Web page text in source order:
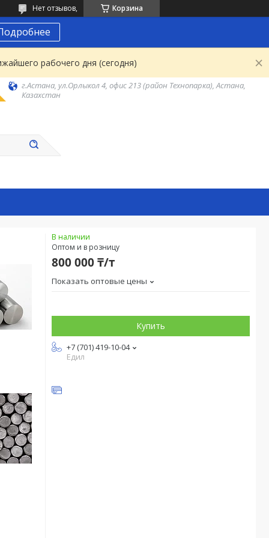
Корзина
Нет отзывов,
рабочего дня (сегодня)
г.Астана, ул.Орлыкол 4, офис 213 (район Технопарка), Астана,
Казахстан
В наличии
Оптом и в розницу
800 000 ₸/т
Показать оптовые цены
Купить
+7 (701) 419-10-04
Едил